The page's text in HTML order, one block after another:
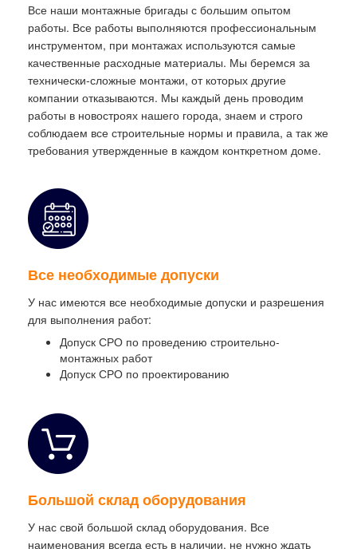
Все наши монтажные бригады с большим опытом
работы. Все работы выполняются профессиональным
инструментом, при монтажах используются самые
качественные расходные материалы. Мы беремся за
технически-сложные монтажи, от которых другие
компании отказываются. Мы каждый день проводим
работы в новостроях нашего города, знаем и строго
соблюдаем все строительные нормы и правила, а так же
требования утвержденные в каждом конткретном доме.
Все необходимые допуски
У нас имеются все необходимые допуски и разрешения
для выполнения работ:
Допуск СРО по проведению строительно-
монтажных работ
Допуск СРО по проектированию
Большой склад оборудования
У нас свой большой склад оборудования. Все
наименования всегда есть в наличии, не нужно ждать